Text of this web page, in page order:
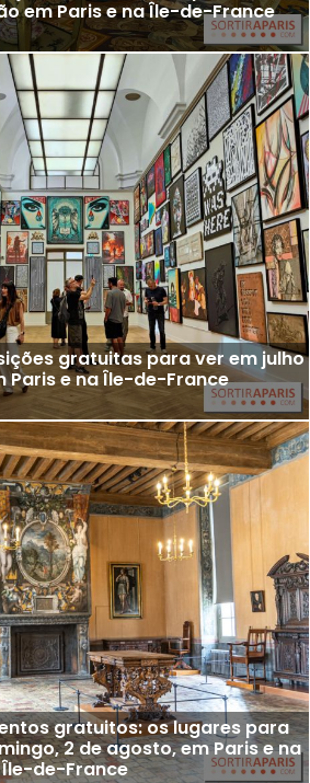
em Paris e na Île-de-France
gratuitas para ver em julho
Paris e na Île-de-France
gratuitos: os lugares para
2 de agosto, em Paris e na
Île-de-France